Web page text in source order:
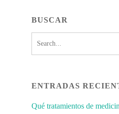
BUSCAR
ENTRADAS
Qué tratamientos de